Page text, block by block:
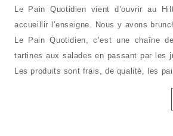
Le Pain Quotidien vient d’ouvrir au
accueillir l’enseigne. Nous y avons
Le Pain Quotidien, c’est une chaîne
tartines aux salades en passant par les
Les produits sont frais, de qualité, les